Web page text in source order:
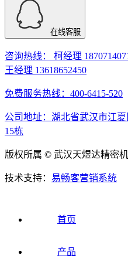
在线客服
咨询热线： 柯经理
王经理 13618652450
免费服务热线：400-6415-520
公司地址：湖北省武汉市江
15栋
版权所属 © 武汉天煜达精密
技术支持： 易畅客营销系统
首页
产品